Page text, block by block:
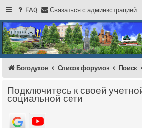
FAQ Связаться с администрацией
Регистрация
Форум Богодухова
Богодухов
Богодухов Список форумов Поиск
Подключитесь к своей
социальной сети